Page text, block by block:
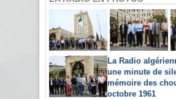
La Radio
une minute de
mémoire des
octobre 1961